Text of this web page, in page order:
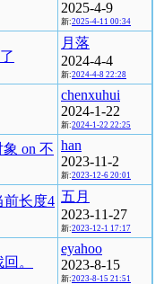
2025-4-9
新:2025-4-11 00:34
月落
2024-4-4
新:2024-4-8 22:28
chenxuhui
2024-1-22
新:2024-1-22 22:25
on 不 han
2023-11-2
新:2023-12-6 20:01
前长度4 五月
2023-11-27
新:2023-12-1 17:17
。
eyahoo
2023-8-15
新:2023-8-15 21:51